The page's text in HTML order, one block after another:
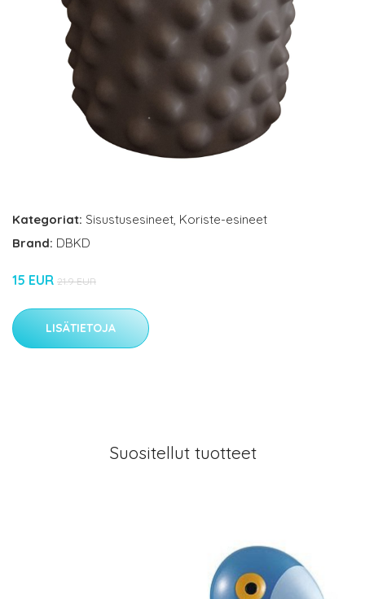
Kategoriat: Sisustusesineet, Koriste-esineet
Brand: DBKD
15 EUR 21.9 EUR
LISÄTIETOJA
Suositellut tuotteet